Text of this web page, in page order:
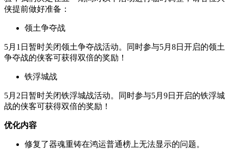
侠提前做好准备：
领土争夺战
5月1日暂时关闭领土争夺战活动。同时参与5月8日开启的领土
争夺战的侠客可获得双倍的奖励！
铁浮城战
5月2日暂时关闭铁浮城战活动。同时参与5月9日开启的铁浮城
战的侠客可获得双倍的奖励！
优化内容
修复了器魂重铸在鸿运普通榜上无法显示的问题。